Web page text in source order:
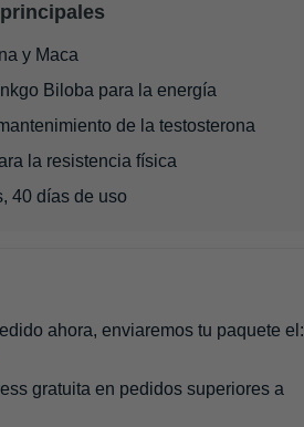
y Maca
Biloba para la energía
de la testosterona
la resistencia física
40 días de uso
ahora, enviaremos tu paquete el:
gratuita en pedidos superiores a